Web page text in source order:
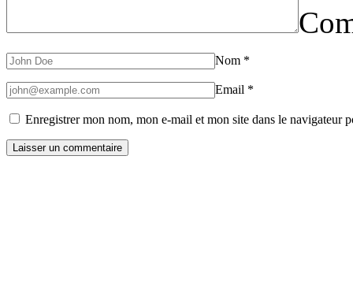
Nom *
Email *
Enregistrer mon nom, mon e-mail et mon site dans le navigateur